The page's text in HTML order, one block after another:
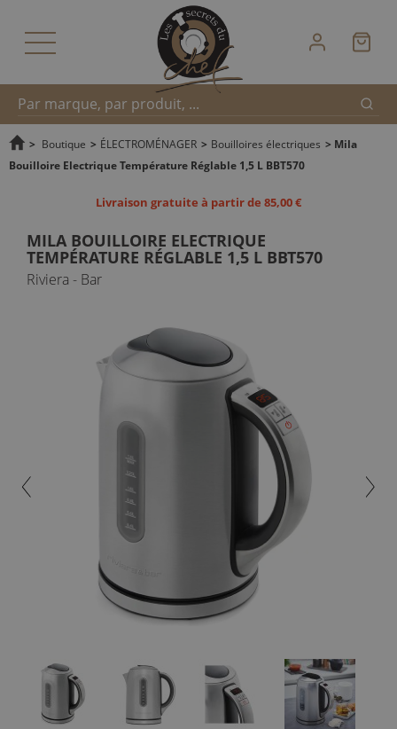
Recherche
> Boutique > ÉLECTROMÉNAGER > Bouilloires électriques > Mila
Bouilloire Electrique Température Réglable 1,5 L BBT570
Livraison gratuite à partir de 85,00 €
MILA BOUILLOIRE ELECTRIQUE
TEMPÉRATURE RÉGLABLE 1,5 L BBT570
Riviera - Bar